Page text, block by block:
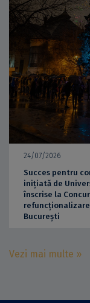
24/07/2026
Succes pentru
inițiată de
înscrise la
București
Vezi mai multe »